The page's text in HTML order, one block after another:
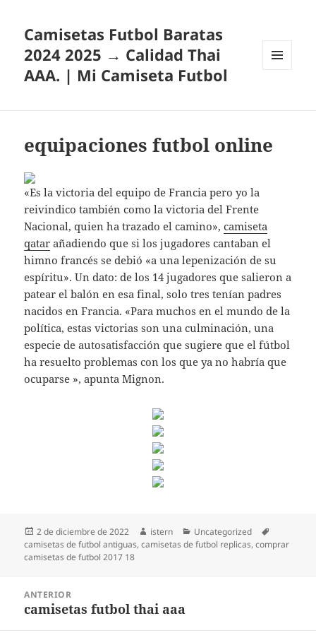
Camisetas Futbol Baratas
2024 2025 → Calidad Thai
AAA. | Mi Camiseta Futbol
equipaciones futbol online
«Es la victoria del equipo de Francia pero yo la
reivindico también como la victoria del Frente
Nacional, quien ha trazado el camino»,camiseta
qatar añadiendo que si los jugadores cantaban el
himno francés se debió «a una lepenización de su
espíritu». Un dato: de los 14 jugadores que salieron a
patear el balón en esa final, solo tres tenían padres
nacidos en Francia. «Para muchos en el mundo de la
política, estas victorias son una culminación, una
especie de autosatisfacción que sugiere que el fútbol
ha resuelto problemas con los que ya no habría que
ocuparse », apunta Mignon.
Publicado
el
2 de diciembre de 2022 Autor
istern Categorías
Uncategorized
camisetas de futbol antiguas,camisetas de futbol replicas,comprar
camisetas de futbol 2017 18
entradas
ANTERIOR
Entrada
camisetas futbol thai aaa